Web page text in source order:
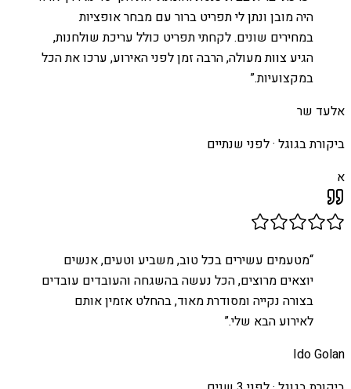
היה מובן ונתן לי תפריט ברור עם מבחר אופציות
במחירים שונים. לקחתי תפריט כולל עריכת שולחנות,
הגיע צוות מעולה, הרבה זמן לפני האירוע, ערכו את הכל
במקצועיות.”
אלעד שר
ביקורת בגוגל ·לפני שנתיים
א
“מטעמים עשירים בכל טוב, משביע וטעים, אנשים
יוצאים מרוצים, הכל נעשה בהשגחה והעובדים עובדים
בצורה נקייה ומסודרת מאוד, בהחלט אזמין אותם
לאירוע הבא שלי.”
Ido Golan